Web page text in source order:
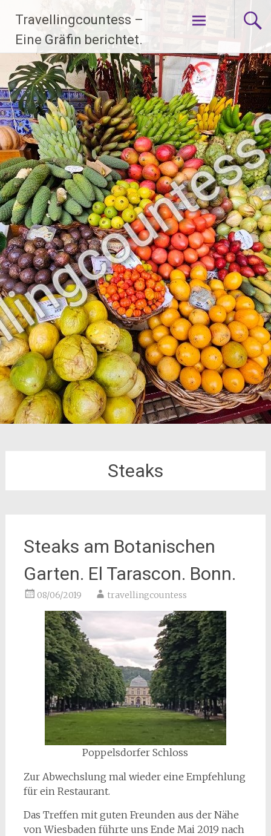
Inhalt
springen
Travellingcountess –
Eine Gräfin berichtet.
Steaks
Steaks am Botanischen
Garten. El Tarascon. Bonn.
08/06/2019 travellingcountess
Poppelsdorfer Schloss
Zur Abwechslung mal wieder eine Empfehlung
für ein Restaurant.
Das Treffen mit guten Freunden aus der Nähe
von Wiesbaden führte uns Ende Mai 2019 nach